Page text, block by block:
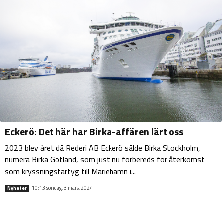
Eckerö: Det här har Birka-affären lärt oss
2023 blev året då Rederi AB Eckerö sålde Birka Stockholm,
numera Birka Gotland, som just nu förbereds för återkomst
som kryssningsfartyg till Mariehamn i...
Nyheter 10:13 söndag, 3 mars, 2024